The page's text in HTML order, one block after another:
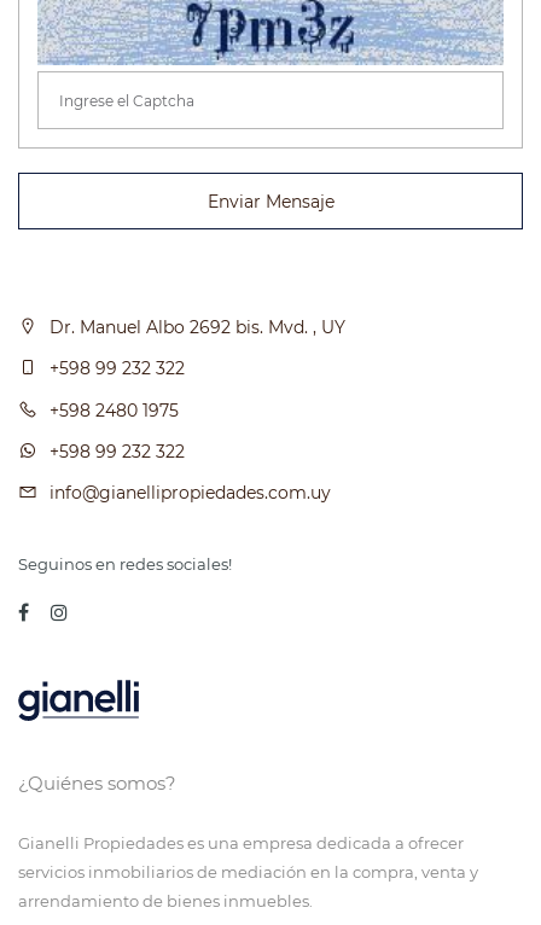
Enviar Mensaje
Dr. Manuel Albo 2692 bis. Mvd. , UY
+598 99 232 322
+598 2480 1975
+598 99 232 322
info@gianellipropiedades.com.uy
Seguinos en redes sociales!
¿Quiénes somos?
Gianelli Propiedades es una empresa dedicada a ofrecer
servicios inmobiliarios de mediación en la compra, venta y
arrendamiento de bienes inmuebles.